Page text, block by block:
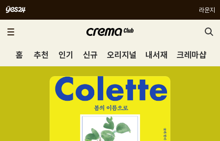
라운지
홈 추천 인기 신규 오리지널 내서재 크레마샵